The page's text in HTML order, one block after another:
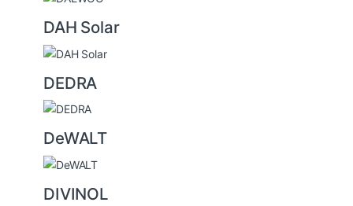
DAH Solar
DEDRA
DeWALT
DIVINOL